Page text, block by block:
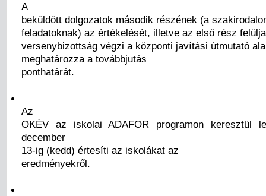
A
beküldött dolgozatok második részének (a
feladatoknak) az értékelését, illetve az első rész
versenybizottság végzi a központi javítási útmutató
meghatározza a továbbjutás
ponthatárát.
Az
OKÉV az iskolai ADAFOR programon keresztül
december
13-ig (kedd) értesíti az iskolákat az
eredményekről.